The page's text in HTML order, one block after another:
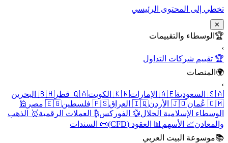
تخطي إلى المحتوى الرئيسي
✕
🏆 الوسطاء والتقييمات
›
🏆 تقييم شركات التداول
🌍 المنصات
›
🇸🇦 السعودية
🇦🇪 الإمارات 🇰🇼 الكويت 🇶🇦 قطر
🇧🇭 البحرين
🇴🇲 عُمان
🇯🇴 الأردن 🇮🇶 العراق 🇵🇸 فلسطين 🇪🇬 مصر
🕌
الوسطاء الإسلامية الحلال💱 الفوركس₿ العملات الرقمية🥇 الذهب
والمعادن📈 الأسهم 📊 العقود (CFD)
📜 السندات
📚موسوعة البيت العربي